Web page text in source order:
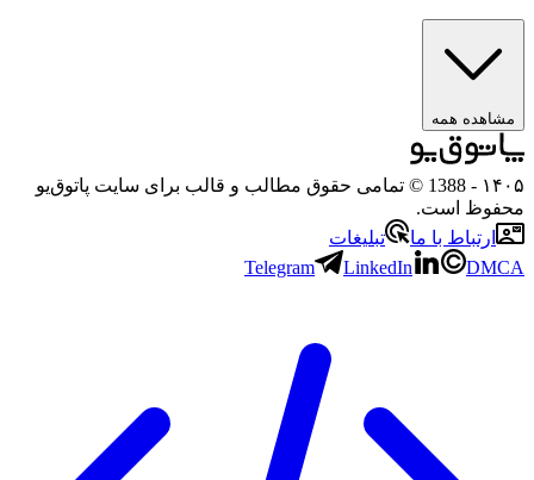
مشاهده همه
۱۴۰۵
- 1388 © تمامی حقوق مطالب و قالب برای سایت پاتوق‌یو
محفوظ است.
ارتباط با ما
تبلیغات
Telegram
LinkedIn DMCA